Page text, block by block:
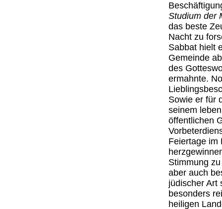
Studium der
das beste
Nacht zu
Sabbat hielt
Gemeinde
des
ermahnte.
Sowie er für
seinem
öffentlichen
Feiertage im
Stimmung
aber auch
jüdischer Art
besonders
heiligen